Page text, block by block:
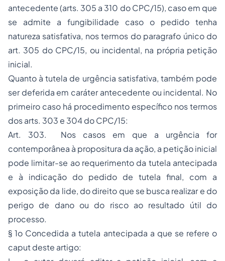
antecedente (arts. 305 a 310 do CPC/15), caso em que
se admite a fungibilidade caso o pedido tenha
natureza satisfativa, nos termos do paragrafo único do
art. 305 do CPC/15, ou incidental, na própria petição
inicial.
Quanto à tutela de urgência satisfativa, também pode
ser deferida em caráter antecedente ou incidental. No
primeiro caso há procedimento específico nos termos
dos arts. 303 e 304 do CPC/15:
Art. 303. Nos casos em que a urgência for
contemporânea à propositura da ação, a petição inicial
pode limitar-se ao requerimento da tutela antecipada
e à indicação do pedido de tutela final, com a
exposição da lide, do direito que se busca realizar e do
perigo de dano ou do risco ao resultado útil do
processo.
§ 1o Concedida a tutela antecipada a que se refere o
caput deste artigo: